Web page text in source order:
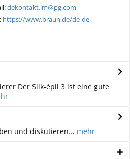
dekontakt.im@pg.com
https://www.braun.de/de-de
Der Silk-épil 3 ist eine gute
und diskutieren... mehr